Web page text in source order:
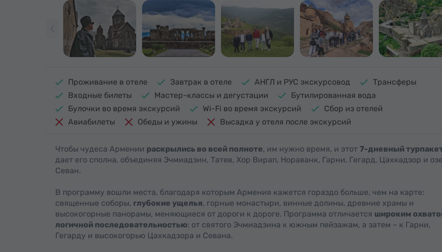
Проживание в отеле Завтрак в отеле АНГЛ и РУС экскурсовод
Трансферы
Входные билеты
Мастер-классы и дегустации
Бутилированная вода
Булочки во время экскурсий
Wi-Fi во время экскурсий
Сбор из отелей
Авиабилеты
Обеды и ужины Высадка у отеля после экскурсий
Чтобы чудеса Армении раскрылись во всей полноте, им нужно время, и этот 7-дневный
дает его сполна, объединяя Эчмиадзин, Татев, Хор Вирап, Нораванк, Гарни, Гегард, Цахкадзор и
Севан.
В программу вошли места, благодаря которым Армения кажется гораздо больше, чем на карте:
священные соборы, глубокие ущелья, горные монастыри, винные долины, древние храмы и
высокогорные панорамы, меняющиеся от дороги к дороге. Программа отличается широким
логичной последовательностью: от святого Эчмиадзина к южным пейзажам, а затем – к Гарни,
Гегарду и высокогорью Цахкадзора и Севана.